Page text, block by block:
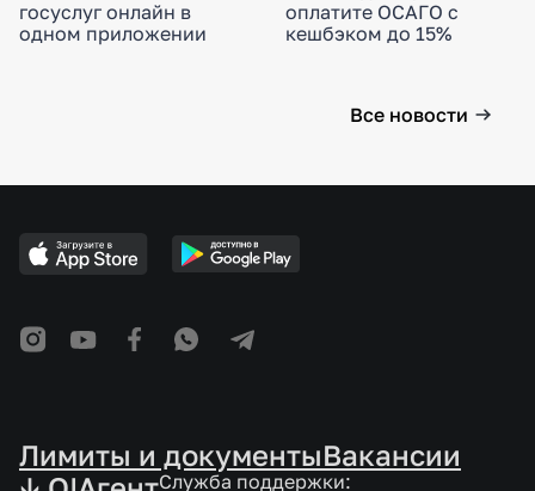
госуслуг онлайн в
одном приложении
оплатите ОСАГО с
кешбэком до 15%
Все новости
Лимиты и документыВакансии
Служба поддержки: